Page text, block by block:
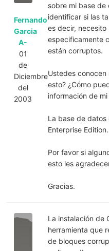
Fernando
Garcia
A-
01
de
Diciembre
del
2003
sobre mi base de
identificar si las
es decir,
especificamente
están corruptos.
Ustedes
esto? ¿Cómo
información de
La base de datos
Enterprise Edition.
Por favor si
esto les
Gracias.
La instalación de
herramienta que
de bloques